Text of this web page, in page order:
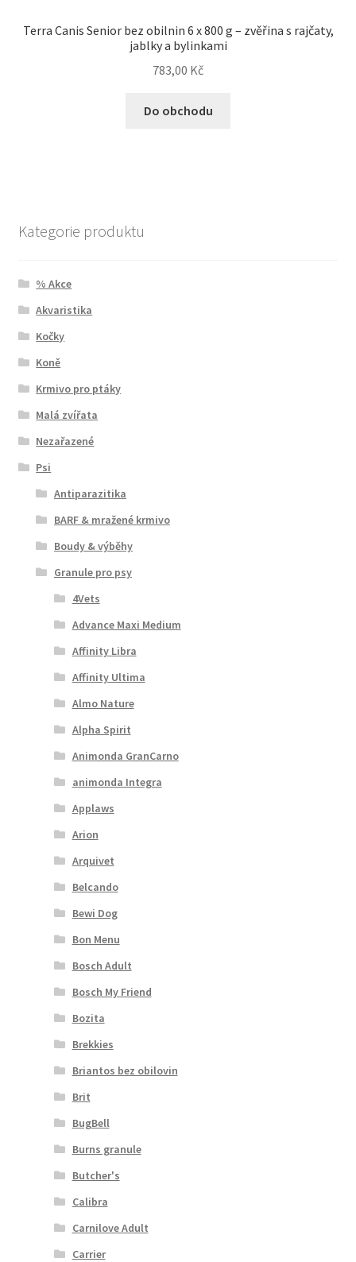
Terra Canis Senior bez obilnin 6 x 800 g – zvěřina s rajčaty,
jablky a bylinkami
783,00 Kč
Do obchodu
Kategorie produktu
% Akce
Akvaristika
Kočky
Koně
Krmivo pro ptáky
Malá zvířata
Nezařazené
Psi
Antiparazitika
BARF & mražené krmivo
Boudy & výběhy
Granule pro psy
4Vets
Advance Maxi Medium
Affinity Libra
Affinity Ultima
Almo Nature
Alpha Spirit
Animonda GranCarno
animonda Integra
Applaws
Arion
Arquivet
Belcando
Bewi Dog
Bon Menu
Bosch Adult
Bosch My Friend
Bozita
Brekkies
Briantos bez obilovin
Brit
BugBell
Burns granule
Butcher's
Calibra
Carnilove Adult
Carrier